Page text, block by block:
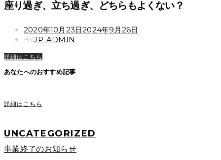
座り過ぎ、立ち過ぎ、どちらもよくない？
POSTED
ON
2020年10月23日2024年9月26日
BYJP-ADMIN
詳細はこちら
あなたへのおすすめ記事
詳細はこちら
UNCATEGORIZED
事業終了のお知らせ